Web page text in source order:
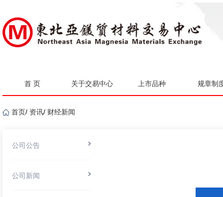
首 页 关于交易中心 上市品种 规章制
首页/ 资讯/ 财经新闻
公司公告
公司新闻